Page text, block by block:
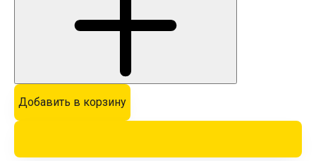
Добавить в корзину